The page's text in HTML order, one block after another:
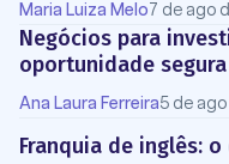
Maria Luiza Melo 7 de ago
Negócios para
oportunidade segura
Ana Laura Ferreira5 de
Franquia de inglês: